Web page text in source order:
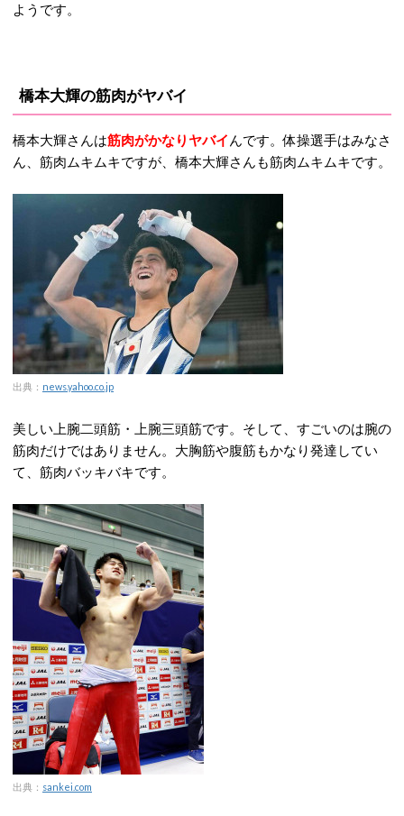
ようです。
橋本大輝の筋肉がヤバイ
橋本大輝さんは筋肉がかなりヤバイ んです。体操選手はみなさ
ん、筋肉ムキムキですが、橋本大輝さんも筋肉ムキムキです。
出典： news.yahoo.co.jp
美しい上腕二頭筋・上腕三頭筋です。そして、すごいのは腕の
筋肉だけではありません。大胸筋や腹筋もかなり発達してい
て、筋肉バッキバキです。
出典： sankei.com